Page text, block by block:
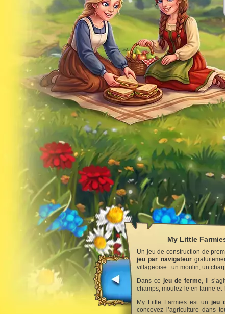
My Little
Un jeu de construction de
jeu par navigateur
villageoise : un moulin, un
Dans ce jeu de ferme, il
champs, moulez-le en farine
My Little Farmies est un jeu
concevez l’agriculture dans